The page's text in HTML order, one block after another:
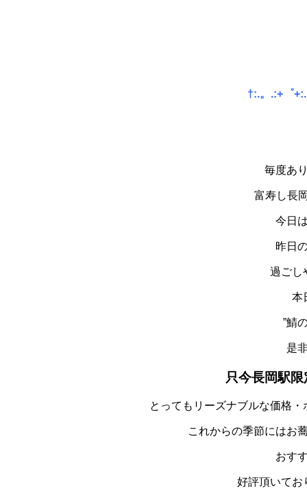
†:.。.:+゜
毎度あ
富寿し長
今日
昨日
過ごし
本
”鯖
是
只今長岡駅
とってもリーズナブルな価格
これからの季節にはお
おす
好評頂いてお